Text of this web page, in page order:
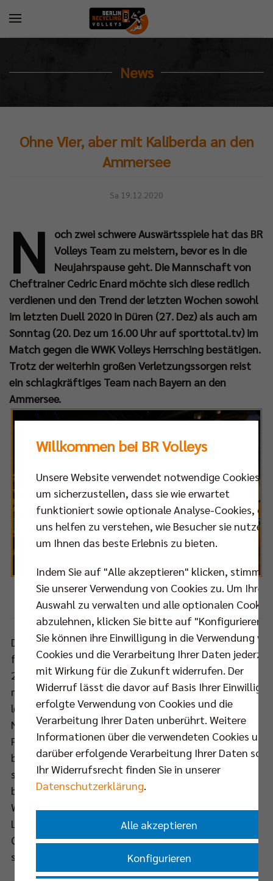
News
Ohne Vier, aber mit Kaliberda an den
Ammersee
Sa 19.12.2020
N
och zwei schwere Auswärtsspiele hat das BR
Volleys Team zu meistern, bevor es in die
Neujahrspause geht. Die Mannschaft von
Cheftrainer Cedric Enard möchte sich diese redlich
verdienen und den Trend der letzten Wochen sowohl
im letzten Duell 2020 in Düren (27. Dez) als auch am
Sonntag (20. Dez um 16.00 Uhr auf sporttotal.tv) im
Match gegen die WWK Volleys Herrsching bestätigen.
Trotz der weiterhin großen Verletzungssorgen reist
ein schlagkräftiges Team nach Bayern an den
Ammersee.
Foto: Eckhard Herfet
Die Nikolaushalle war bisher stets ein gutes Pflaster
für die BR Volleys. Seit dem Herrschinger Aufstieg
2014 haben die Männer von der Spree dort zwar
meist hart umkämpfte Spiele erlebt, sind jedoch
letztlich immer als Sieger vom Parkett gegangen.
Neuzugang Denys Kaliberda, für den es sowohl die
Premiere im BR Volleys Trikot als auch in der
beengten Herrschinger Spielhalle sein wird, möchte
sofort helfen, damit sich an dieser Bilanz
bestenfalls nichts ändert: „Die Zielsetzung ist klar:
Wir wollen drei Punkte holen. Es braucht die nötige
Lockerheit und wenn wir dann mit den großen
Qualitäten, die ich in der Mannschaft sehe, gut
spielen, stellt sich auch der Erfolg ein.“
Willkommen bei BR Volleys
Unsere Website verwendet notwendige Cookies,
um sicherzustellen, dass sie wie erwartet
funktioniert sowie optionale Analyse-Cookies, die
uns helfen zu verstehen, wie Besucher sie nutzen,
um Ihnen das beste Erlebnis zu bieten.
Indem Sie auf "Alle akzeptieren" klicken, stimmen
Sie unserer Verwendung von Cookies zu. Um Ihre
Auswahl zu verwalten und alle optionalen Cookies
abzulehnen, klicken Sie bitte auf "Konfigurieren".
Sie können ihre Einwilligung in die Verwendung
Cookies und die Verarbeitung Ihrer Daten
mit Wirkung für die Zukunft widerrufen. Der
Widerruf lässt die davor auf Basis Ihrer
erfolgte Verwendung von Cookies und die
Verarbeitung Ihrer Daten unberührt. Weitere
Informationen über die verwendeten Cookies und
darüber erfolgende Verarbeitung Ihrer Daten
Ihr Widerrufsrecht finden Sie in unserer
Datenschutzerklärung.
Alle akzeptieren
Konfigurieren